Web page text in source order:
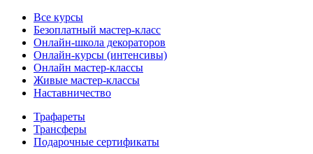
Все курсы
Безоплатный мастер-класс
Онлайн-школа декораторов
Онлайн-курсы (интенсивы)
Онлайн мастер-классы
Живые мастер-классы
Наставничество
Трафареты
Трансферы
Подарочные сертификаты